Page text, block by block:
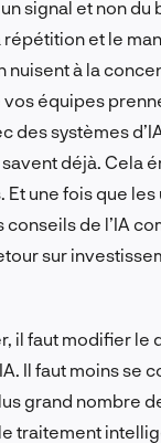
signal et non du
et le
nuisent à la
vos équipes
des systèmes
savent déjà. Cela
Et une fois que
de l’IA
sur
il faut modifier
Il faut moins se
grand nombre
traitement